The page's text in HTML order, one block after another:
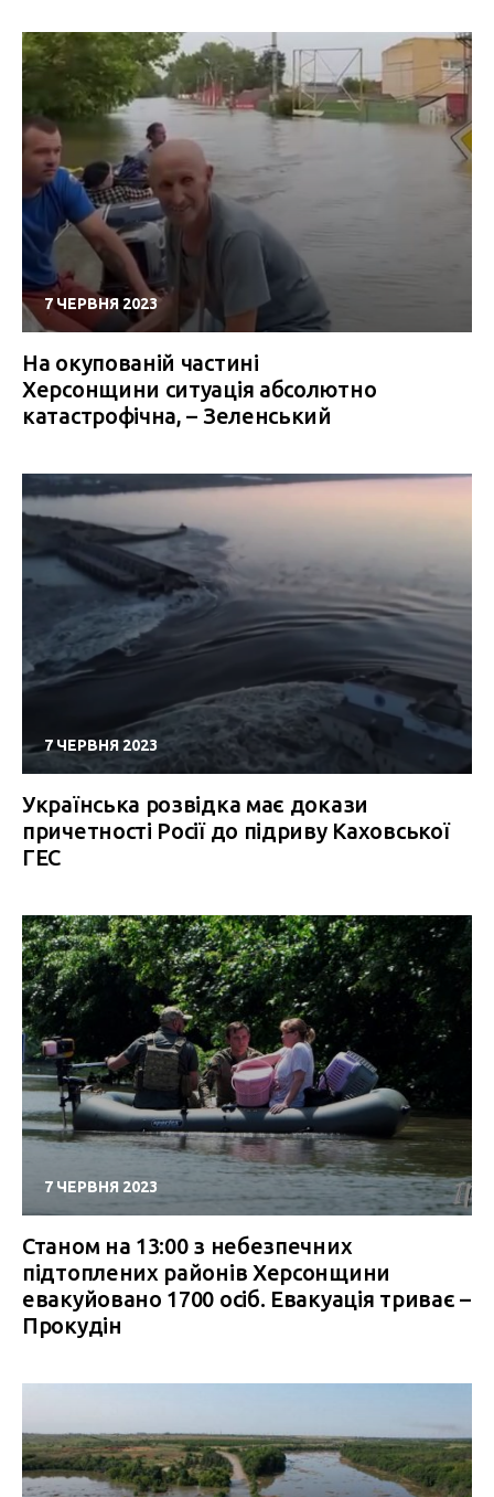
7 ЧЕРВНЯ 2023
На окупованій частині
Херсонщини ситуація абсолютно
катастрофічна, – Зеленський
7 ЧЕРВНЯ 2023
Українська розвідка має докази
причетності Росії до підриву Каховської
ГЕС
7 ЧЕРВНЯ 2023
Станом на 13:00 з небезпечних
підтоплених районів Херсонщини
евакуйовано 1700 осіб. Евакуація триває –
Прокудін